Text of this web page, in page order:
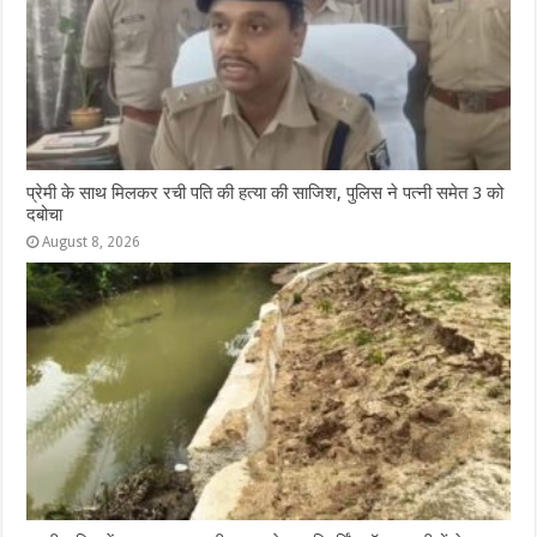
प्रेमी के साथ मिलकर रची पति की हत्या की साजिश, पुलिस ने पत्नी समेत 3 को
दबोचा
August 8, 2026